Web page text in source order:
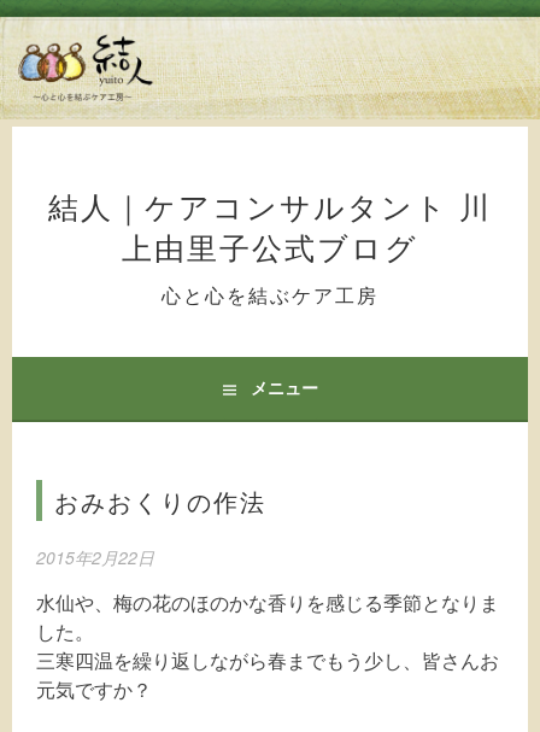
結人｜ケアコンサルタント 川
上由里子公式ブログ
心と心を結ぶケア工房
メニュー
おみおくりの作法
2015年2月22日
水仙や、梅の花のほのかな香りを感じる季節となりま
した。
三寒四温を繰り返しながら春までもう少し、皆さんお
元気ですか？